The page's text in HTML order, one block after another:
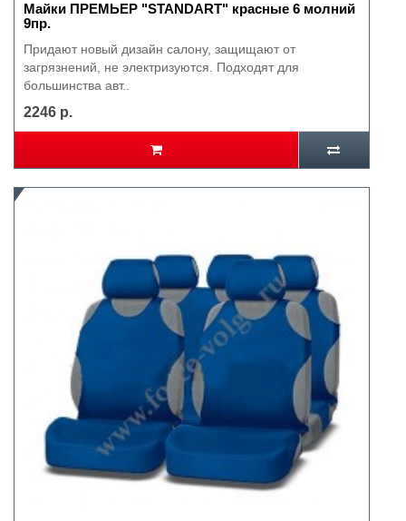
Майки ПРЕМЬЕР "STANDART" красные 6 молний
9пр.
Придают новый дизайн салону, защищают от
загрязнений, не электризуются. Подходят для
большинства авт..
2246 р.